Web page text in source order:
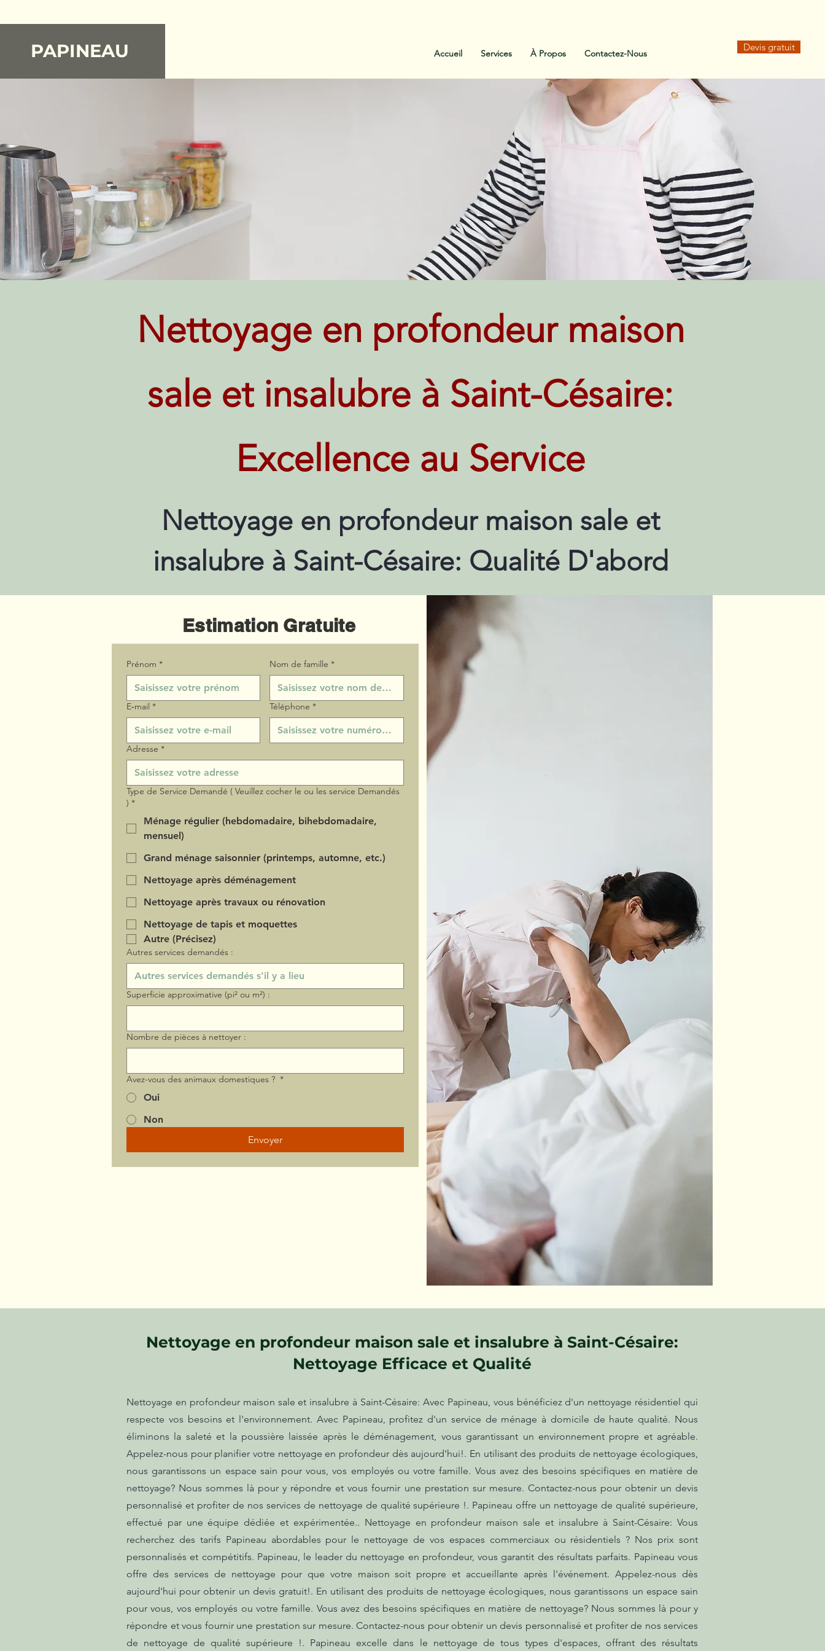
PAPINEAU Accueil Services À Propos Contactez-Nous
Devis gratuit
Nettoyage en profondeur maison
sale et insalubre à Saint-Césaire:
Excellence au Service
Nettoyage en profondeur maison sale et
insalubre à Saint-Césaire: Qualité D'abord
Estimation Gratuite
Prénom * Nom de famille *
E‑mail * Téléphone *
Adresse *
Type de Service Demandé ( Veuillez cocher le ou les service Demandés
) *
Ménage régulier (hebdomadaire, bihebdomadaire,
mensuel)
Grand ménage saisonnier (printemps, automne, etc.)
Nettoyage après déménagement
Nettoyage après travaux ou rénovation
Nettoyage de tapis et moquettes
Autre (Précisez)
Autres services demandés :
Superficie approximative (pi² ou m²) :
Nombre de pièces à nettoyer :
Avez-vous des animaux domestiques ? *
Oui
Non
Envoyer
Nettoyage en profondeur maison sale et insalubre à Saint-Césaire:
Nettoyage Efficace et Qualité
Nettoyage en profondeur maison sale et insalubre à Saint-Césaire: Avec Papineau, vous bénéficiez d'un nettoyage résidentiel qui
respecte vos besoins et l'environnement. Avec Papineau, profitez d'un service de ménage à domicile de haute qualité. Nous
éliminons la saleté et la poussière laissée après le déménagement, vous garantissant un environnement propre et agréable.
Appelez-nous pour planifier votre nettoyage en profondeur dès aujourd'hui!. En utilisant des produits de nettoyage écologiques,
nous garantissons un espace sain pour vous, vos employés ou votre famille. Vous avez des besoins spécifiques en matière de
nettoyage? Nous sommes là pour y répondre et vous fournir une prestation sur mesure. Contactez-nous pour obtenir un devis
personnalisé et profiter de nos services de nettoyage de qualité supérieure !. Papineau offre un nettoyage de qualité supérieure,
effectué par une équipe dédiée et expérimentée.. Nettoyage en profondeur maison sale et insalubre à Saint-Césaire: Vous
recherchez des tarifs Papineau abordables pour le nettoyage de vos espaces commerciaux ou résidentiels ? Nos prix sont
personnalisés et compétitifs. Papineau, le leader du nettoyage en profondeur, vous garantit des résultats parfaits. Papineau vous
offre des services de nettoyage pour que votre maison soit propre et accueillante après l'événement. Appelez-nous dès
aujourd'hui pour obtenir un devis gratuit!. En utilisant des produits de nettoyage écologiques, nous garantissons un espace sain
pour vous, vos employés ou votre famille. Vous avez des besoins spécifiques en matière de nettoyage? Nous sommes là pour y
répondre et vous fournir une prestation sur mesure. Contactez-nous pour obtenir un devis personnalisé et profiter de nos services
de nettoyage de qualité supérieure !. Papineau excelle dans le nettoyage de tous types d'espaces, offrant des résultats